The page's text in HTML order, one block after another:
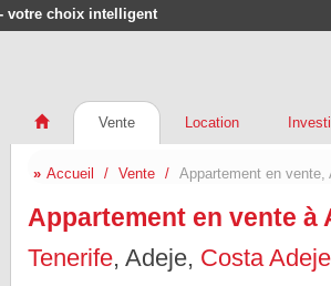
votre choix intelligent
Vente Location
Accueil Vente Appartement en vente,
Appartement en vente à
Tenerife, Adeje, Costa